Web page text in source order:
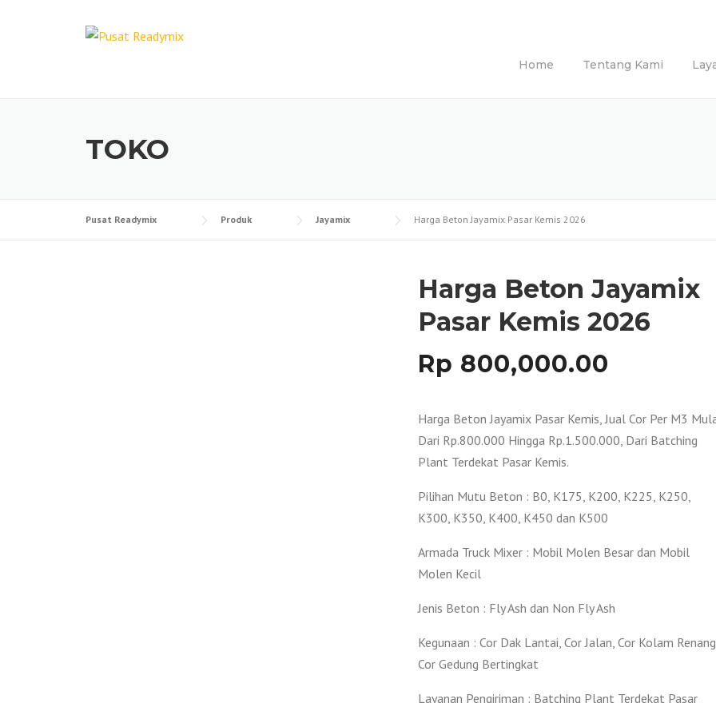
Home Tentang Kami
TOKO
Pusat Readymix Produk Jayamix Harga Beton Jayamix Pasar Kemis 2026
Harga Beton Jayamix
Pasar Kemis 2026
Rp 800,000.00
Harga Beton Jayamix Pasar Kemis, Jual Cor Per M3
Dari Rp.800.000 Hingga Rp.1.500.000, Dari Batching
Plant Terdekat Pasar Kemis.
Pilihan Mutu Beton : B0, K175, K200, K225, K250,
K300, K350, K400, K450 dan K500
Armada Truck Mixer : Mobil Molen Besar dan Mobil
Molen Kecil
Jenis Beton : Fly Ash dan Non Fly Ash
Kegunaan : Cor Dak Lantai, Cor Jalan, Cor Kolam
Cor Gedung Bertingkat
Layanan Pengiriman : Batching Plant Terdekat Pasar